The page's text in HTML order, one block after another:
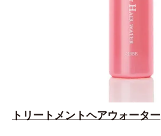
トリートメントヘアウォーター